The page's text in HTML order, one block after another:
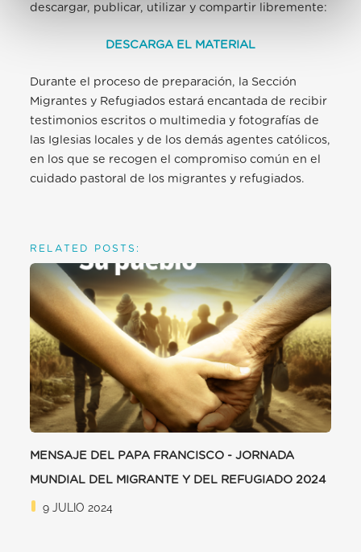
descargar, publicar, utilizar y compartir libremente:
DESCARGA EL MATERIAL
Durante el proceso de preparación, la Sección
Migrantes y Refugiados estará encantada de recibir
testimonios escritos o multimedia y fotografías de
las Iglesias locales y de los demás agentes católicos,
en los que se recogen el compromiso común en el
cuidado pastoral de los migrantes y refugiados.
RELATED POSTS:
MENSAJE DEL PAPA FRANCISCO - JORNADA
MUNDIAL DEL MIGRANTE Y DEL REFUGIADO 2024
9 JULIO 2024